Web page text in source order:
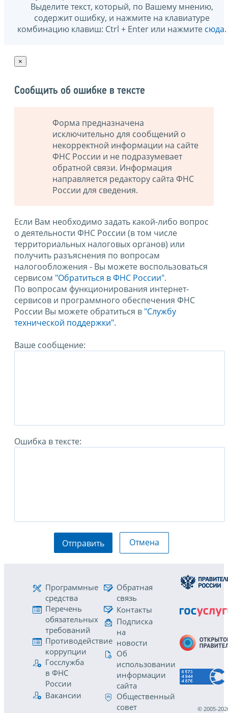
Выделите текст, который, по Вашему мнению,
содержит ошибку, и нажмите на клавиатуре
комбинацию клавиш: Ctrl + Enter или нажмите сюда.
×
Сообщить об ошибке в тексте
Форма предназначена
исключительно для сообщений о
некорректной информации на сайте
ФНС России и не подразумевает
обратной связи. Информация
направляется редактору сайта ФНС
России для сведения.
Если Вам необходимо задать какой-либо вопрос
о деятельности ФНС России (в том числе
территориальных налоговых органов) или
получить разъяснения по вопросам
налогообложения - Вы можете воспользоваться
сервисом "Обратиться в ФНС России".
По вопросам функционирования интернет-
сервисов и программного обеспечения ФНС
России Вы можете обратиться в "Службу
технической поддержки".
Ваше сообщение:
Ошибка в тексте:
Отправить Отмена
Программные
средства
Перечень
обязательных
требований
Противодействие
коррупции
Госслужба
в ФНС
России
Вакансии
Обратная
связь
Контакты
Подписка
на
новости
Об
использовании
информации
сайта
Общественный
совет
© 2005-